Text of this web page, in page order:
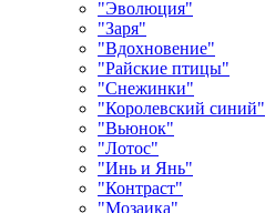
"Эволюция"
"Заря"
"Вдохновение"
"Райские птицы"
"Снежинки"
"Королевский синий"
"Вьюнок"
"Лотос"
"Инь и Янь"
"Контраст"
"Мозаика"